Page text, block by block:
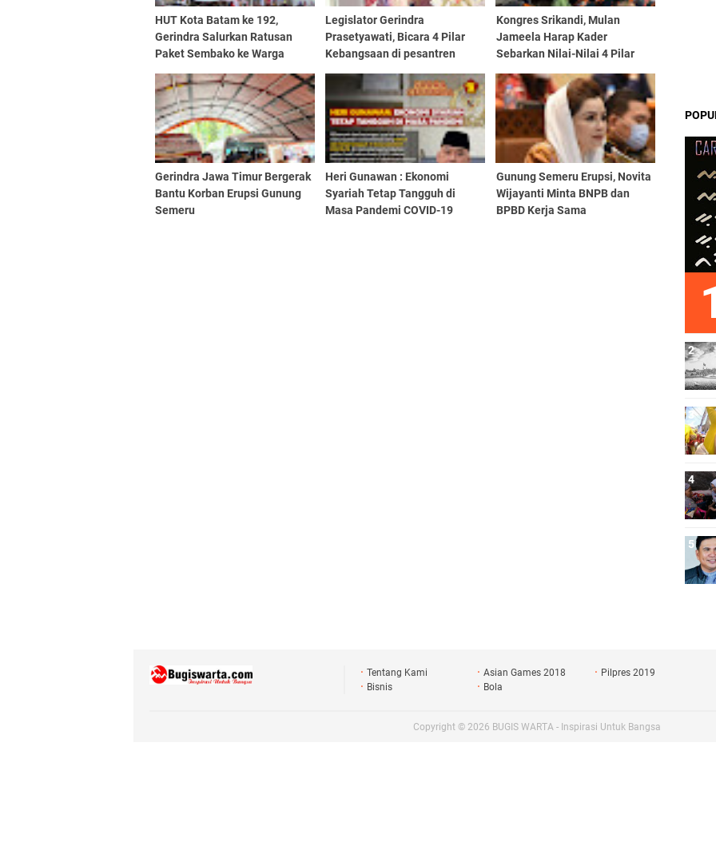
HUT Kota Batam ke 192,
Gerindra Salurkan Ratusan
Paket Sembako ke Warga
Legislator Gerindra
Prasetyawati, Bicara 4 Pilar
Kebangsaan di pesantren
Kongres Srikandi, Mulan
Jameela Harap Kader
Sebarkan Nilai-Nilai 4 Pilar
Gerindra Jawa Timur Bergerak
Bantu Korban Erupsi Gunung
Semeru
Heri Gunawan : Ekonomi
Syariah Tetap Tangguh di
Masa Pandemi COVID-19
Gunung Semeru Erupsi, Novita
Wijayanti Minta BNPB dan
BPBD Kerja Sama
Tentang Kami Asian Games 2018
Pilpres 2019
Bisnis
Bola
Copyright © 2026 BUGIS WARTA - Inspirasi Untuk Bangsa